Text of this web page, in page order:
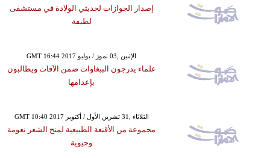
إصدار الجوازات لحديثي الولادة في مستشفى
لطيفة
GMT 16:44 2017 الإثنين ,03 تموز / يوليو
علماء يدرجون الببغاوات ضمن الآفات ويطالبون
بإعدامها
GMT 10:40 2017 الثلاثاء ,31 تشرين الأول / أكتوبر
مجموعة من الأقنعة الطبيعية لمنح الشعر نعومة
وحيوية